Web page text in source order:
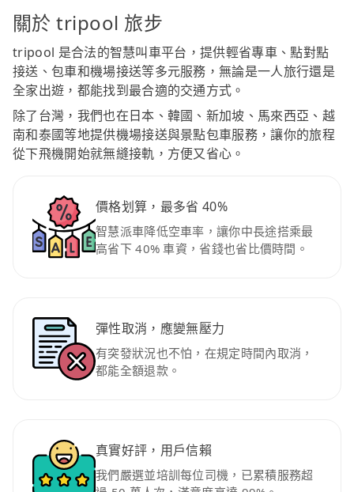
關於 tripool 旅步
tripool 是合法的智慧叫車平台，提供輕省專車、點對點
接送、包車和機場接送等多元服務，無論是一人旅行還是
全家出遊，都能找到最合適的交通方式。
除了台灣，我們也在日本、韓國、新加坡、馬來西亞、越
南和泰國等地提供機場接送與景點包車服務，讓你的旅程
從下飛機開始就無縫接軌，方便又省心。
價格划算，最多省 40%
智慧派車降低空車率，讓你中長途搭乘最
高省下 40% 車資，省錢也省比價時間。
彈性取消，應變無壓力
有突發狀況也不怕，在規定時間內取消，
都能全額退款。
真實好評，用戶信賴
我們嚴選並培訓每位司機，已累積服務超